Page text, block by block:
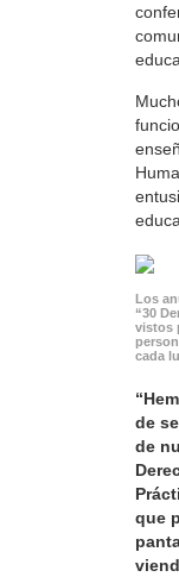
Los
“30
vistos
cada
de
de
que